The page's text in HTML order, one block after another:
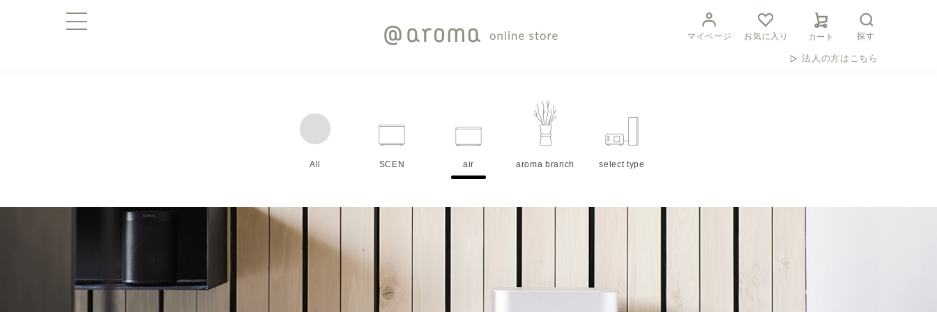
マイページ お気に入り カート 探す
法人の方はこちら
All SCEN air aroma branch select type